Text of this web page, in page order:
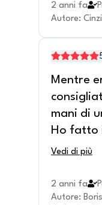
2 anni fa
Autore:
Mentre
mani di
Ho fatto
Vedi di più
2 anni fa
Autore: